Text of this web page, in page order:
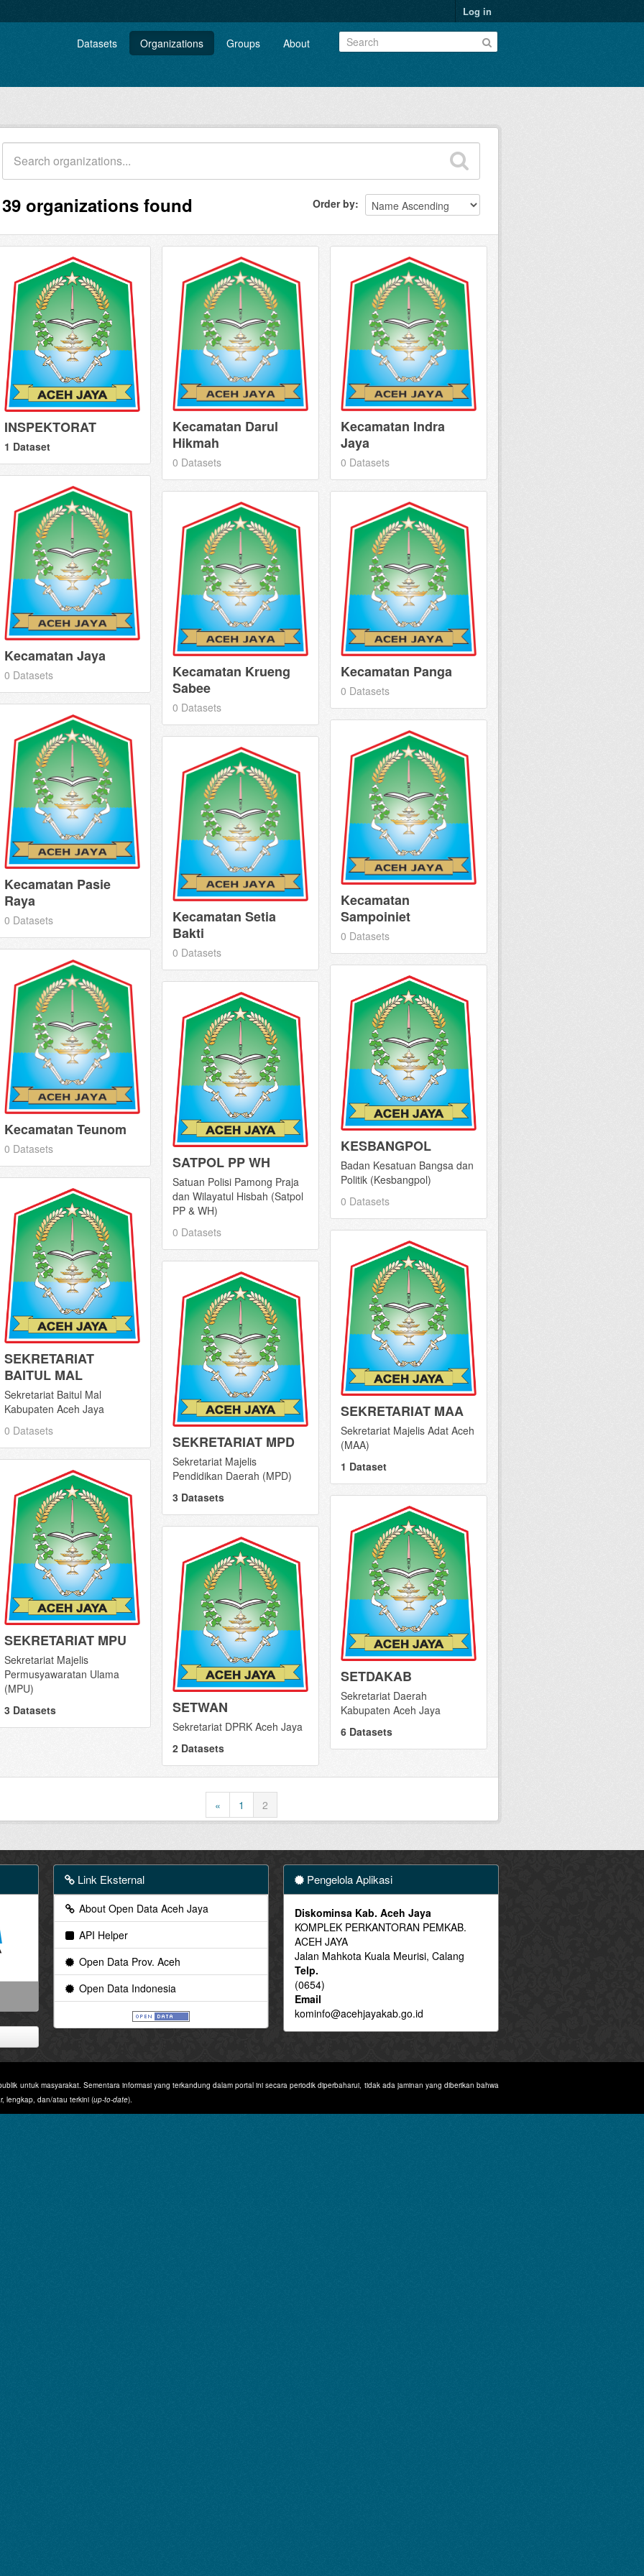
Log in
Datasets Organizations Groups About
Order by
39 organizations found
INSPEKTORAT
1 Dataset
Kecamatan Darul
Hikmah
0 Datasets
Kecamatan Indra
Jaya
0 Datasets
Kecamatan Jaya
0 Datasets
Kecamatan Krueng
Sabee
0 Datasets
Kecamatan Panga
0 Datasets
Kecamatan Pasie
Raya
0 Datasets
Kecamatan
Sampoiniet
0 Datasets
Kecamatan Setia
Bakti
0 Datasets
Kecamatan Teunom
0 Datasets KESBANGPOL
Badan Kesatuan Bangsa dan
Politik (Kesbangpol)
0 Datasets
SATPOL PP WH
Satuan Polisi Pamong Praja
dan Wilayatul Hisbah (Satpol
PP & WH)
0 Datasets
SEKRETARIAT
BAITUL MAL
Sekretariat Baitul Mal
Kabupaten Aceh Jaya
0 Datasets
SEKRETARIAT MAA
Sekretariat Majelis Adat Aceh
(MAA)
1 Dataset
SEKRETARIAT MPD
Sekretariat Majelis
Pendidikan Daerah (MPD)
3 Datasets
SEKRETARIAT MPU
Sekretariat Majelis
Permusyawaratan Ulama
(MPU)
3 Datasets
SETDAKAB
Sekretariat Daerah
Kabupaten Aceh Jaya
6 Datasets
SETWAN
Sekretariat DPRK Aceh Jaya
2 Datasets
« 1 2
Link Eksternal
About Open Data Aceh Jaya
API Helper
Open Data Prov. Aceh
Open Data Indonesia
Pengelola Aplikasi
Diskominsa Kab. Aceh Jaya
KOMPLEK PERKANTORAN PEMKAB.
ACEH JAYA
Jalan Mahkota Kuala Meurisi, Calang
Telp.
(0654)
Email
kominfo@acehjayakab.go.id
untuk masyarakat. Sementara informasi yang terkandung dalam portal ini secara periodik diperbaharui, tidak ada jaminan yang diberikan bahwa
lengkap, dan/atau terkini (up-to-date).